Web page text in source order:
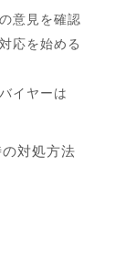
意見を確認
応を始める
イヤーは
対処方法